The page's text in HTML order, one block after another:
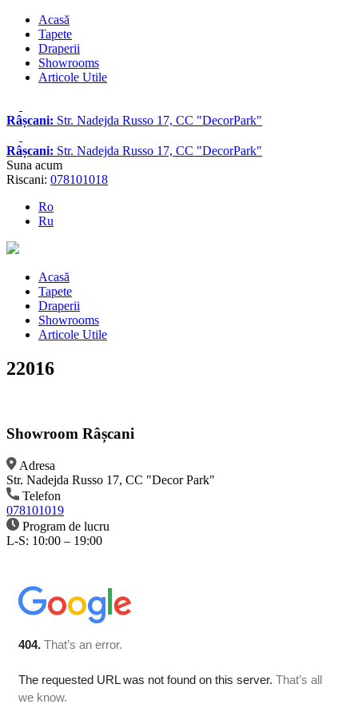
Acasă
Tapete
Draperii
Showrooms
Articole Utile
Râșcani: Str. Nadejda Russo 17, CC "DecorPark"
Râșcani: Str. Nadejda Russo 17, CC "DecorPark"
Suna acum
Riscani: 078101018
Ro
Ru
Acasă
Tapete
Draperii
Showrooms
Articole Utile
22016
Showroom Râșcani
Adresa
Str. Nadejda Russo 17, CC "Decor Park"
Telefon
078101019
Program de lucru
L-S: 10:00 – 19:00